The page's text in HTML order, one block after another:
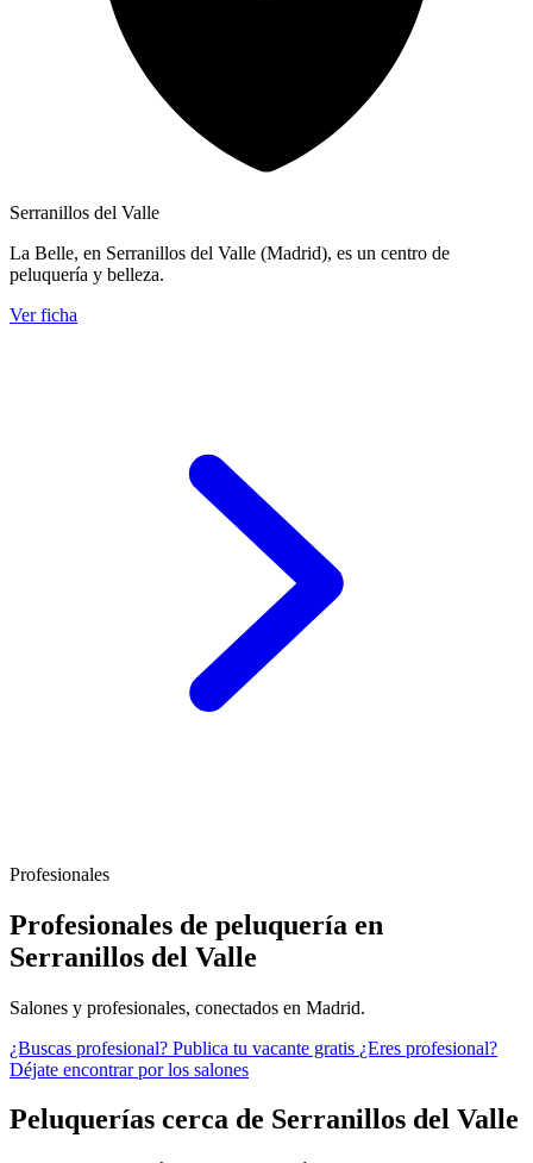
Serranillos del Valle
La Belle, en Serranillos del Valle (Madrid), es un centro de
peluquería y belleza.
Ver ficha
Profesionales
Profesionales de peluquería en
Serranillos del Valle
Salones y profesionales, conectados en Madrid.
¿Buscas profesional? Publica tu vacante gratis ¿Eres profesional?
Déjate encontrar por los salones
Peluquerías cerca de Serranillos del Valle